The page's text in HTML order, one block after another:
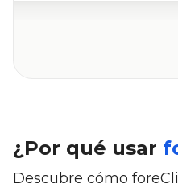
¿Por qué usar
Descubre cómo